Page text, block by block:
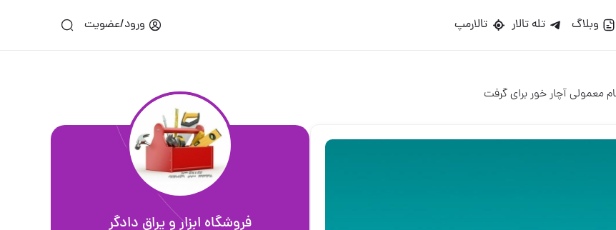
وبلاگ تله تالار تالارمپ ورود/عضویت
معمولی آچار خور برای گرفت
فروشگاه ابزار و یراق دادگر